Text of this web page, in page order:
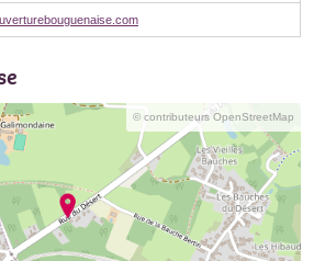
© contributeurs OpenStreetMap